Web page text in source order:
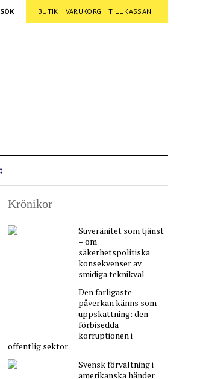
BUTIK VARUKORG TILL KASSAN
SÖK
Krönikor
Suveränitet som tjänst
– om
säkerhetspolitiska
konsekvenser av
smidiga teknikval
Den farligaste
påverkan känns som
uppskattning: den
förbisedda
korruptionen i
offentlig sektor
Svensk förvaltning i
amerikanska händer